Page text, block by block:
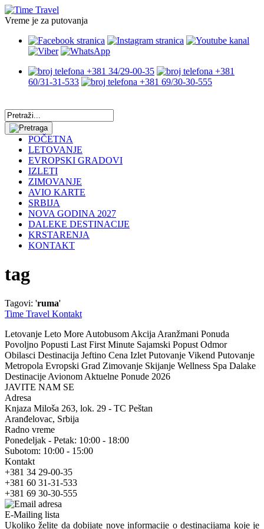
Vreme je za putovanja
+381 34/29-00-35
+381
60/31-31-533
+381 69/30-30-555
POČETNA
LETOVANJE
EVROPSKI GRADOVI
IZLETI
ZIMOVANJE
AVIO KARTE
SRBIJA
NOVA GODINA 2027
DALEKE DESTINACIJE
KRSTARENJA
KONTAKT
tag
Tagovi: 'ruma'
Time Travel Kontakt
Letovanje Leto More Autobusom Akcija Aranžmani Ponuda
Povoljno Popusti Last First Minute Sajamski Popust Odmor
Obilasci Destinacija Jeftino Cena Izlet Putovanje Vikend Putovanje
Metropola Evropski Grad Zimovanje Skijanje Wellness Spa Dalake
Destinacije Avionom Aktuelne Ponude 2026
JAVITE NAM SE
Adresa
Knjaza Miloša 263, lok. 29 - TC Peštan
Aranđelovac, Srbija
Radno vreme
Ponedeljak - Petak: 10:00 - 18:00
Subotom: 10:00 - 15:00
Kontakt
+381 34 29-00-35
+381 60 31-31-533
+381 69 30-30-555
E-Mailing lista
Ukoliko želite da dobijate nove informacije o destinacijama koje je